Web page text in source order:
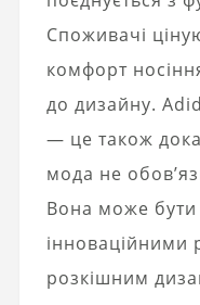
Споживачі
комфорт
до дизайну.
— це також
мода не
Вона може
інноваційними
розкішним